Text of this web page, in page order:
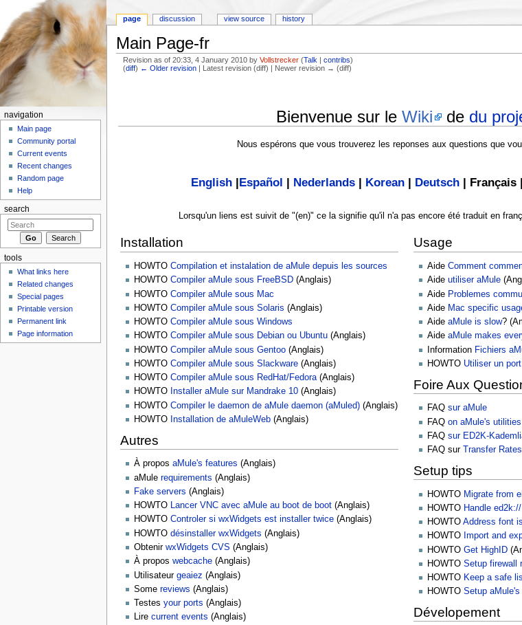
Main Page-fr
Revision as of 20:33, 4 January 2010 byVollstrecker (Talk |contribs)
(diff) ← Older revision | Latest revision (diff) | Newer revision → (diff)
Bienvenue sur leWiki de du
Nous espérons que vous trouverez les reponses aux questions que
English |Español | Nederlands | Korean | Deutsch | Français |
Lorsqu'un liens est suivit de "(en)" ce la signifie qu'il n'a pas encore été traduit en
Installation
HOWTO Compilation et instalation de aMule depuis les sources
HOWTO Compiler aMule sous FreeBSD(Anglais)
HOWTO Compiler aMule sous Mac
HOWTO Compiler aMule sous Solaris (Anglais)
HOWTO Compiler aMule sous Windows
HOWTO Compiler aMule sous Debian ou Ubuntu(Anglais)
HOWTO Compiler aMule sous Gentoo(Anglais)
HOWTO Compiler aMule sous Slackware(Anglais)
HOWTO Compiler aMule sous RedHat/Fedora(Anglais)
HOWTO Installer aMule sur Mandrake 10(Anglais)
HOWTO Compiler le daemon de aMule daemon (aMuled)(Anglais)
HOWTO Installation de aMuleWeb(Anglais)
Autres
À propos aMule's features (Anglais)
aMule requirements (Anglais)
Fake servers (Anglais)
HOWTO Lancer VNC avec aMule au boot de boot(Anglais)
HOWTO Controler si wxWidgets est installer twice(Anglais)
HOWTO désinstaller wxWidgets (Anglais)
Obtenir wxWidgets CVS (Anglais)
À propos webcache(Anglais)
Utilisateur geaiez (Anglais)
Some reviews (Anglais)
Testes your ports (Anglais)
Lire current events (Anglais)
Usage
Aide Comment
Aide utiliser aMule
Aide Problemes
Aide Mac specific
Aide aMule is slow?
Aide aMule makes
Information Fichiers
HOWTO Utiliser un
Foire Aux
FAQ sur aMule
FAQ on aMule's utilities
FAQ sur ED2K-
FAQ sur
Transfer
Setup tips
HOWTO Migrate from
HOWTO Handle
HOWTO Address font
HOWTO Import and
HOWTO Get HighID
HOWTO Setup firewall
HOWTO Keep a safe
HOWTO Setup
Dévelopement
page discussion view source history
navigation
Main page
Community portal
Current events
Recent changes
Random page
Help
search
tools
What links here
Related changes
Special pages
Printable version
Permanent link
Page information